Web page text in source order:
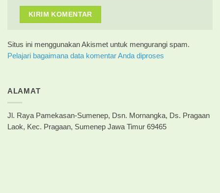
Situs ini menggunakan Akismet untuk mengurangi spam.
Pelajari bagaimana data komentar Anda diproses
ALAMAT
Jl. Raya Pamekasan-Sumenep, Dsn. Mornangka, Ds. Pragaan
Laok, Kec. Pragaan, Sumenep Jawa Timur 69465